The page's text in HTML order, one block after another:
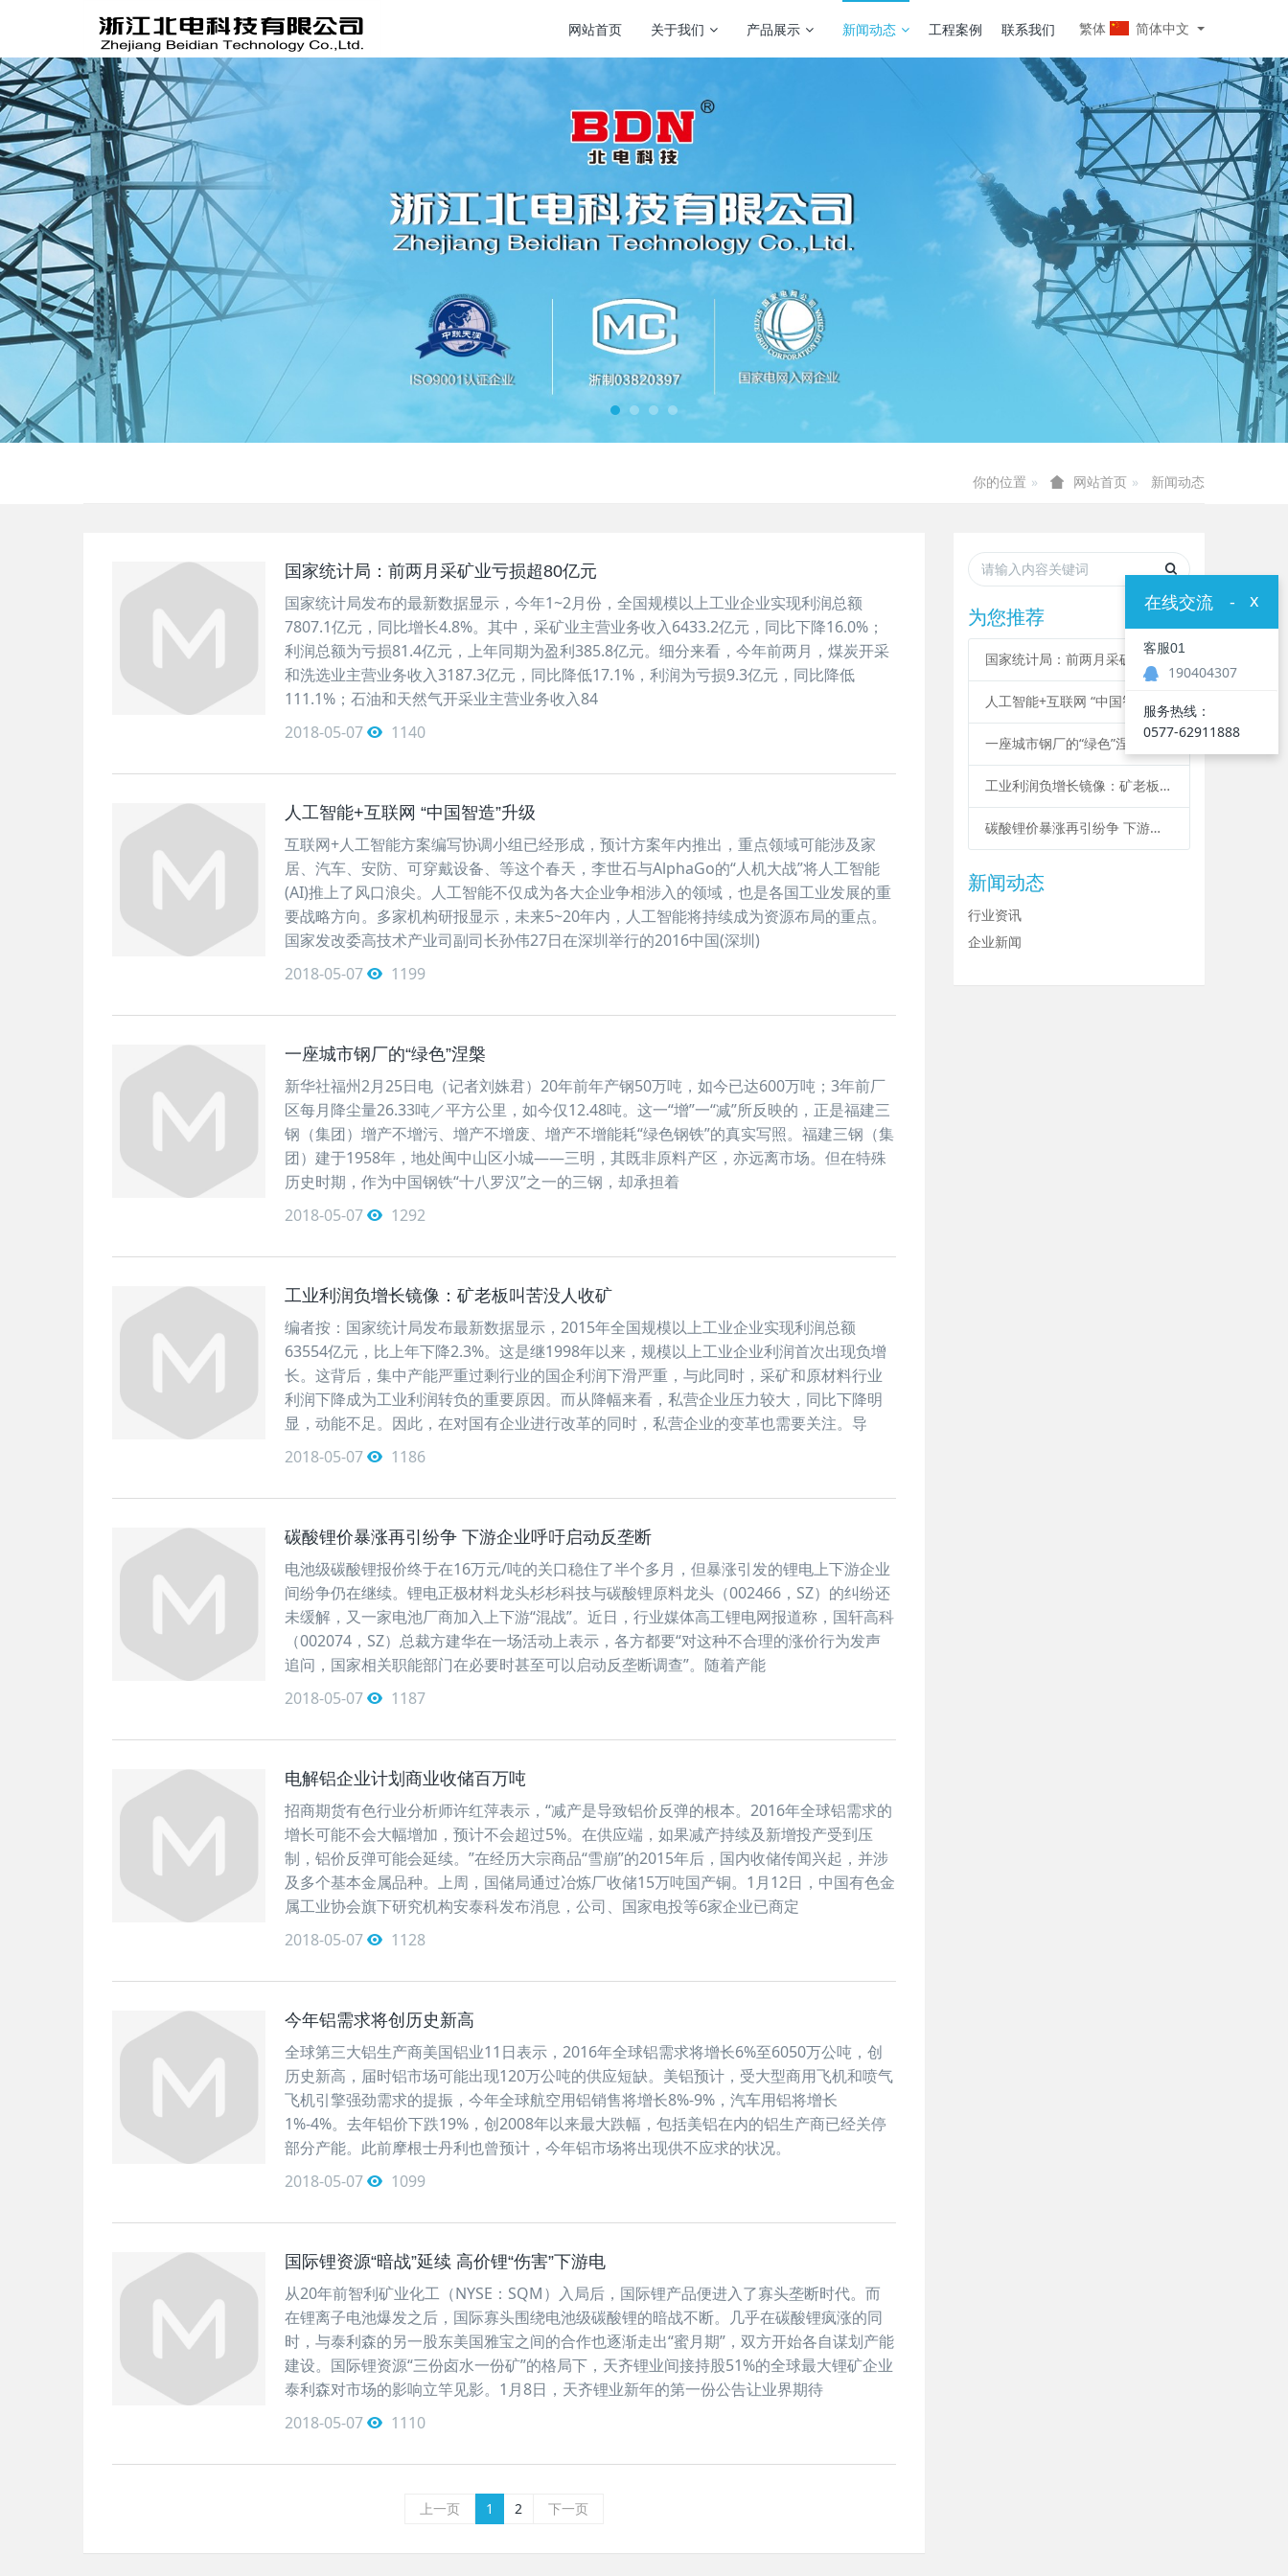
繁体 简体中文
网站首页 关于我们 产品展示 新闻动态 工程案例 联系我们
你的位置 网站首页 新闻动态
国家统计局：前两月采矿业亏损超80亿元
国家统计局发布的最新数据显示，今年1~2月份，全国规模以上工业企业实现利润总额
7807.1亿元，同比增长4.8%。其中，采矿业主营业务收入6433.2亿元，同比下降16.0%；
利润总额为亏损81.4亿元，上年同期为盈利385.8亿元。细分来看，今年前两月，煤炭开采
和洗选业主营业务收入3187.3亿元，同比降低17.1%，利润为亏损9.3亿元，同比降低
111.1%；石油和天然气开采业主营业务收入84
2018-05-07
1140
人工智能+互联网 “中国智造”升级
互联网+人工智能方案编写协调小组已经形成，预计方案年内推出，重点领域可能涉及家
居、汽车、安防、可穿戴设备、等这个春天，李世石与AlphaGo的“人机大战”将人工智能
(AI)推上了风口浪尖。人工智能不仅成为各大企业争相涉入的领域，也是各国工业发展的重
要战略方向。多家机构研报显示，未来5~20年内，人工智能将持续成为资源布局的重点。
国家发改委高技术产业司副司长孙伟27日在深圳举行的2016中国(深圳)
2018-05-07
1199
一座城市钢厂的“绿色”涅槃
新华社福州2月25日电（记者刘姝君）20年前年产钢50万吨，如今已达600万吨；3年前厂
区每月降尘量26.33吨／平方公里，如今仅12.48吨。这一“增”一“减”所反映的，正是福建三
钢（集团）增产不增污、增产不增废、增产不增能耗“绿色钢铁”的真实写照。福建三钢（集
团）建于1958年，地处闽中山区小城——三明，其既非原料产区，亦远离市场。但在特殊
历史时期，作为中国钢铁“十八罗汉”之一的三钢，却承担着
2018-05-07
1292
工业利润负增长镜像：矿老板叫苦没人收矿
编者按：国家统计局发布最新数据显示，2015年全国规模以上工业企业实现利润总额
63554亿元，比上年下降2.3%。这是继1998年以来，规模以上工业企业利润首次出现负增
长。这背后，集中产能严重过剩行业的国企利润下滑严重，与此同时，采矿和原材料行业
利润下降成为工业利润转负的重要原因。而从降幅来看，私营企业压力较大，同比下降明
显，动能不足。因此，在对国有企业进行改革的同时，私营企业的变革也需要关注。导
2018-05-07
1186
碳酸锂价暴涨再引纷争 下游企业呼吁启动反垄断
电池级碳酸锂报价终于在16万元/吨的关口稳住了半个多月，但暴涨引发的锂电上下游企业
间纷争仍在继续。锂电正极材料龙头杉杉科技与碳酸锂原料龙头（002466，SZ）的纠纷还
未缓解，又一家电池厂商加入上下游“混战”。近日，行业媒体高工锂电网报道称，国轩高科
（002074，SZ）总裁方建华在一场活动上表示，各方都要“对这种不合理的涨价行为发声
追问，国家相关职能部门在必要时甚至可以启动反垄断调查”。随着产能
2018-05-07
1187
电解铝企业计划商业收储百万吨
招商期货有色行业分析师许红萍表示，“减产是导致铝价反弹的根本。2016年全球铝需求的
增长可能不会大幅增加，预计不会超过5%。在供应端，如果减产持续及新增投产受到压
制，铝价反弹可能会延续。”在经历大宗商品“雪崩”的2015年后，国内收储传闻兴起，并涉
及多个基本金属品种。上周，国储局通过冶炼厂收储15万吨国产铜。1月12日，中国有色金
属工业协会旗下研究机构安泰科发布消息，公司、国家电投等6家企业已商定
2018-05-07
1128
今年铝需求将创历史新高
全球第三大铝生产商美国铝业11日表示，2016年全球铝需求将增长6%至6050万公吨，创
历史新高，届时铝市场可能出现120万公吨的供应短缺。美铝预计，受大型商用飞机和喷气
飞机引擎强劲需求的提振，今年全球航空用铝销售将增长8%-9%，汽车用铝将增长
1%-4%。去年铝价下跌19%，创2008年以来最大跌幅，包括美铝在内的铝生产商已经关停
部分产能。此前摩根士丹利也曾预计，今年铝市场将出现供不应求的状况。
2018-05-07
1099
国际锂资源“暗战”延续 高价锂“伤害”下游电
从20年前智利矿业化工（NYSE：SQM）入局后，国际锂产品便进入了寡头垄断时代。而
在锂离子电池爆发之后，国际寡头围绕电池级碳酸锂的暗战不断。几乎在碳酸锂疯涨的同
时，与泰利森的另一股东美国雅宝之间的合作也逐渐走出“蜜月期”，双方开始各自谋划产能
建设。国际锂资源“三份卤水一份矿”的格局下，天齐锂业间接持股51%的全球最大锂矿企业
泰利森对市场的影响立竿见影。1月8日，天齐锂业新年的第一份公告让业界期待
2018-05-07
1110
上一页 1 2 下一页
为您推荐
国家统计局：前两月采矿业亏损超80亿元
人工智能+互联网 “中国智造”升级
一座城市钢厂的“绿色”涅槃
工业利润负增长镜像：矿老板叫苦没人收矿
碳酸锂价暴涨再引纷争 下游企业呼吁启动反垄断
新闻动态
行业资讯
企业新闻
在线交流 x
-
客服01
190404307
服务热线：
0577-62911888